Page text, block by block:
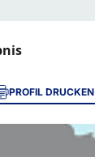
PROFIL DRUCKEN